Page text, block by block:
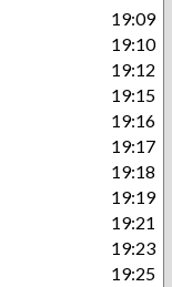
19:09
19:10
19:12
19:15
19:16
19:17
19:18
19:19
19:21
19:23
19:25